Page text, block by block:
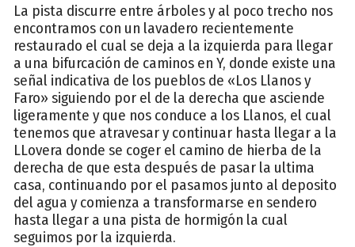
La pista discurre entre árboles y al poco trecho nos
encontramos con un lavadero recientemente
restaurado el cual se deja a la izquierda para llegar
a una bifurcación de caminos en Y, donde existe una
señal indicativa de los pueblos de «Los Llanos y
Faro» siguiendo por el de la derecha que asciende
ligeramente y que nos conduce a los Llanos, el cual
tenemos que atravesar y continuar hasta llegar a la
LLovera donde se coger el camino de hierba de la
derecha de que esta después de pasar la ultima
casa, continuando por el pasamos junto al deposito
del agua y comienza a transformarse en sendero
hasta llegar a una pista de hormigón la cual
seguimos por la izquierda.